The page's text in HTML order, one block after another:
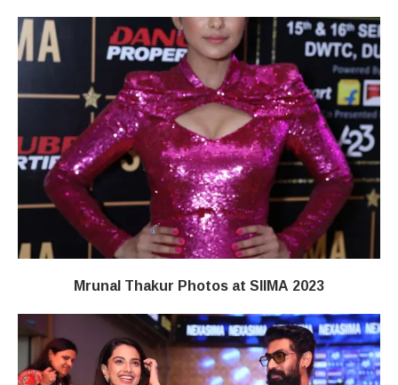
Mrunal Thakur Photos at SIIMA 2023